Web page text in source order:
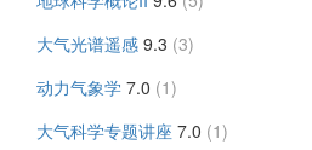
大气光谱遥感 9.3 (3)
动力气象学 7.0 (1)
大气科学专题讲座 7.0 (1)